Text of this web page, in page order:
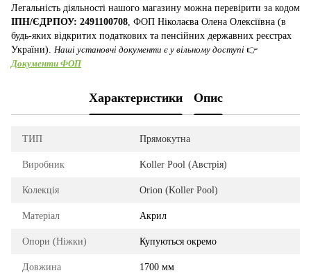
Легальність діяльності нашого магазину можна перевірити за кодом
ІПН/ЄДРПОУ: 2491100708 , ФОП Ніколаєва Олена Олексіївна (в
будь-яких відкритих податкових та пенсійних державних реєстрах
України). Наші установчі документи є у вільному доступі 👉
Документи ФОП
Характеристики Опис
ТИП Прямокутна
Виробник Koller Pool (Австрія)
Колекція Orion (Koller Pool)
Матеріал Акрил
Опори (Ніжки) Купуються окремо
Довжина 1700 мм